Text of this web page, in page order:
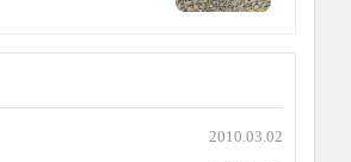
2010.03.02